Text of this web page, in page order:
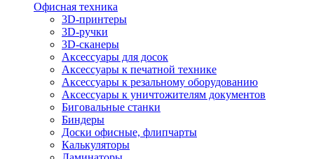
Офисная техника
3D-принтеры
3D-ручки
3D-сканеры
Аксессуары для досок
Аксессуары к печатной технике
Аксессуары к резальному оборудованию
Аксессуары к уничтожителям документов
Биговальные станки
Биндеры
Доски офисные, флипчарты
Калькуляторы